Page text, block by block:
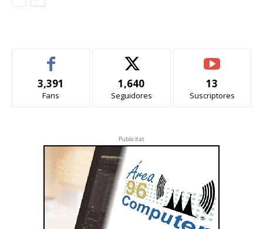
3,391
Fans
1,640
Seguidores
13
Suscriptores
Publicitat